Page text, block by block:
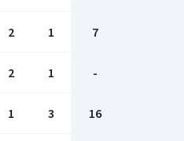
2 1 7
2 1 -
1 3 16